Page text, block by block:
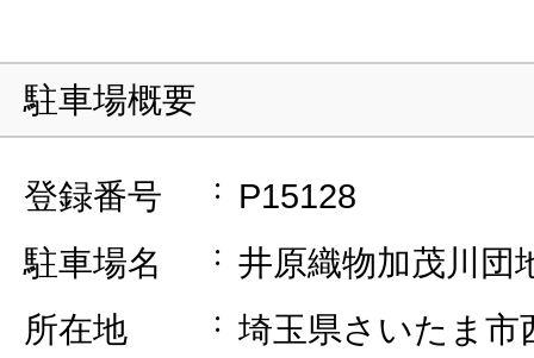
駐車場概要
登録番号
P15128
駐車場名
井原織物加茂川団
所在地
埼玉県さいたま市